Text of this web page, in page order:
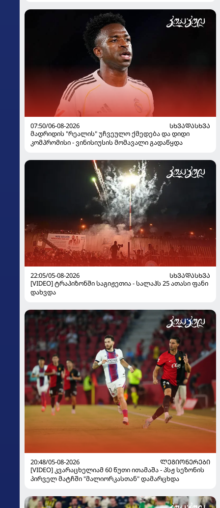
07:50/06-08-2026
ᲡᲮᲕᲐᲓᲐᲡᲮᲕᲐ
მადრიდის "რეალის" უჩვეულო ქმედება და დიდი
კომპრომისი - ვინისიუსის მომავალი გადაწყდა
22:05/05-08-2026
ᲡᲮᲕᲐᲓᲐᲡᲮᲕᲐ
[VIDEO] ტრაპიზონში საგიჟეთია - სალაჰს 25 ათასი ფანი
დახვდა
20:48/05-08-2026
ᲚᲔᲒᲘᲝᲜᲔᲠᲔᲑᲘ
[VIDEO] კვარაცხელიამ 60 წუთი ითამაშა - პსჟ სეზონის
პირველ მატჩში "მალიორკასთან" დამარცხდა